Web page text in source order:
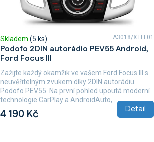
ů
Podofo 2DIN autorádio PEV55 Android,
Ford Focus III
Skladem (5 ks)
4 190 Kč Detail
Zažijte každý okamžik ve vašem Ford Focus III s
neuvěřitelným zvukem díky 2DIN autorádiu
Podofo PEV55. Na první pohled upoutá moderní
technologie CarPlay a AndroidAuto,...
A3018/XTFF01